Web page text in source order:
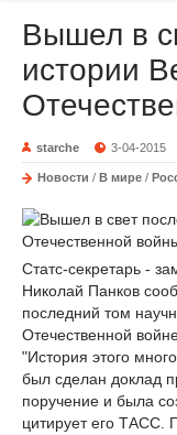
Вышел в
истории
starche 3-04-2015
Новости / В мире /
Статс-секретарь -
Николай Панков
последний том
Отечественной
"История этого
был сделан доклад
поручение и была
цитирует его ТАСС.